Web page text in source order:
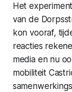
Het
van de
kon vooraf,
reacties
media en nu
mobiliteit